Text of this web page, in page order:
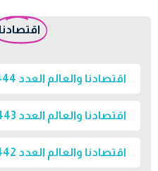
اقتصادنا
اقتصادنا والعالم العدد 444
اقتصادنا والعالم العدد 443
اقتصادنا والعالم العدد 442